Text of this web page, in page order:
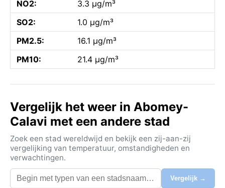
NO2:
3.3 µg/m³
SO2:
1.0 µg/m³
PM2.5:
16.1 µg/m³
PM10:
21.4 µg/m³
Vergelijk het weer in Abomey-
Calavi met een andere stad
Zoek een stad wereldwijd en bekijk een zij-aan-zij
vergelijking van temperatuur, omstandigheden en
verwachtingen.
Vergelijk →